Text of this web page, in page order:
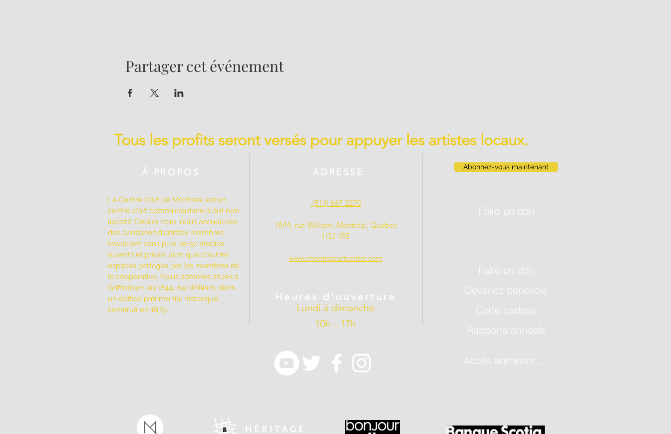
Partager cet événement
Á PROPOS
Le Centre d'art de Montréal est un
centre d'art communautaire à but non
lucratif. Depuis 2010, nous accueillons
des centaines d'artistes membres
travaillant dans plus de 50 studios
ouverts et privés, ainsi que d'autres
espaces partagés par les membres de
la coopérative. Nous sommes situés à
Griffintown au 1844, rue William, dans
un édifice patrimonial historique
construit en 1879.
ADRESSE
(514) 667-2270
1844, rue William, Montréal, Québec
H3J 1R5
www.montrealartcenter.com
Abonnez-vous maintenant
Tous les profits seront versés pour appuyer les artistes locaux.
Devenez bénévole
Faire un don
Carte cadeau
Heures d'ouverture
Lundi à dimanche
10h – 17h
Rapports annuels
Accès administrateur
Faire un don